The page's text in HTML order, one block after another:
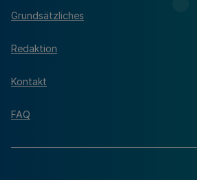
Grundsätzliches
Redaktion
Kontakt
FAQ